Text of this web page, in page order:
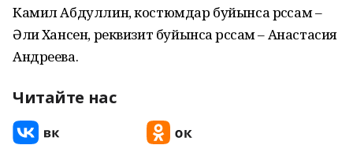
Камил Абдуллин, костюмдар буйынса рәссам –
Әлиә Хансен, реквизит буйынса рәссам – Анастасия
Андреева.
Читайте нас